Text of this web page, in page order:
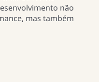
não
mas também